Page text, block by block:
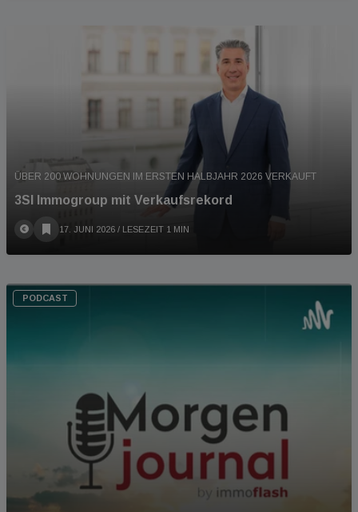
ÜBER 200 WOHNUNGEN IM ERSTEN HALBJAHR 2026 VERKAUFT
3SI Immogroup mit Verkaufsrekord
17. JUNI 2026 / LESEZEIT 1 MIN
PODCAST